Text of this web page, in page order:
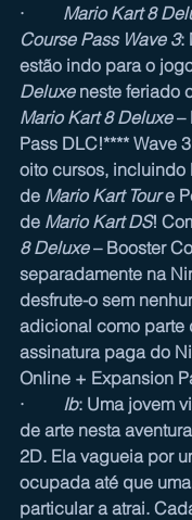
· Mario Kart 8
Course Pass Wave 3:
estão indo para o
Deluxe neste feriado
Mario Kart 8 Deluxe –
Pass DLC!**** Wave
oito cursos, incluindo
de Mario Kart Tour e
de Mario Kart DS!
8 Deluxe – Booster
separadamente na
desfrute-o sem
adicional como parte
assinatura paga do
Online + Expansion
· Ib: Uma jovem
de arte nesta
2D. Ela vagueia por
ocupada até que
particular a atrai.